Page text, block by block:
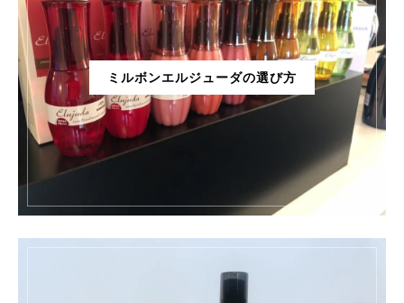
ミルボンエルジューダの選び方